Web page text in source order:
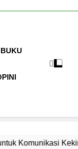
BUKU
Kekinian di EF